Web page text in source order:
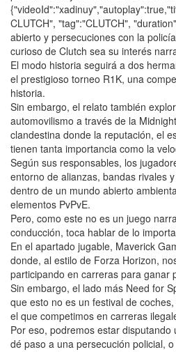
CLUTCH", "tag":"CLUTCH",
abierto y persecuciones con la
curioso de Clutch sea su interés
El modo historia seguirá a dos
el prestigioso torneo R1K, una
historia.
Sin embargo, el relato también
automovilismo a través de la
clandestina donde la reputación, el
tienen tanta importancia como la
Según sus responsables, los
entorno de alianzas, bandas rivales
dentro de un mundo abierto
elementos PvPvE.
Pero, como este no es un juego
conducción, toca hablar de lo
En el apartado jugable, Maverick
donde, al estilo de Forza Horizon,
participando en carreras para ganar
Sin embargo, el lado más Need for
que esto no es un festival de
el que competimos en carreras
Por eso, podremos estar
dé paso a una persecución policial,